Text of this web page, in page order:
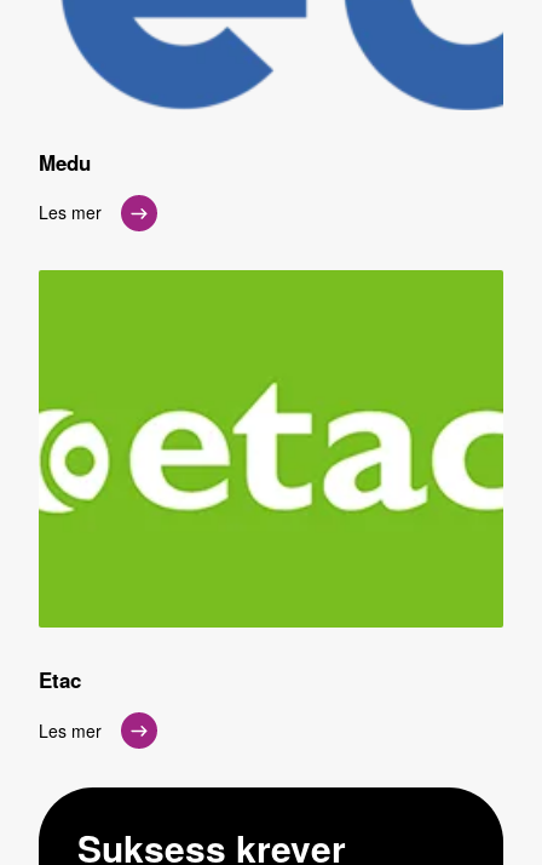
Medu
Les mer
Etac
Les mer
Suksess krever